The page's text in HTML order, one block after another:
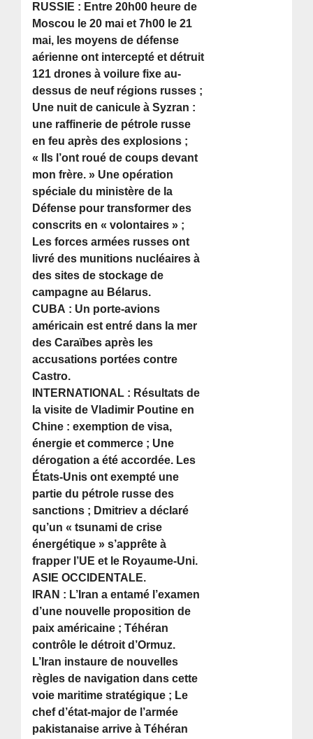
RUSSIE : Entre 20h00 heure de
Moscou le 20 mai et 7h00 le 21
mai, les moyens de défense
aérienne ont intercepté et détruit
121 drones à voilure fixe au-
dessus de neuf régions russes ;
Une nuit de canicule à Syzran :
une raffinerie de pétrole russe
en feu après des explosions ;
« Ils l’ont roué de coups devant
mon frère. » Une opération
spéciale du ministère de la
Défense pour transformer des
conscrits en « volontaires » ;
Les forces armées russes ont
livré des munitions nucléaires à
des sites de stockage de
campagne au Bélarus.
CUBA : Un porte-avions
américain est entré dans la mer
des Caraïbes après les
accusations portées contre
Castro.
INTERNATIONAL : Résultats de
la visite de Vladimir Poutine en
Chine : exemption de visa,
énergie et commerce ; Une
dérogation a été accordée. Les
États-Unis ont exempté une
partie du pétrole russe des
sanctions ; Dmitriev a déclaré
qu’un « tsunami de crise
énergétique » s’apprête à
frapper l’UE et le Royaume-Uni.
ASIE OCCIDENTALE.
IRAN : L’Iran a entamé l’examen
d’une nouvelle proposition de
paix américaine ; Téhéran
contrôle le détroit d’Ormuz.
L’Iran instaure de nouvelles
règles de navigation dans cette
voie maritime stratégique ; Le
chef d’état-major de l’armée
pakistanaise arrive à Téhéran